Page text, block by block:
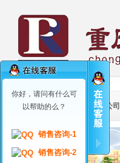
首页 公
你好，请问有什么可
以帮助的么？
销售咨询-1
销售咨询-2